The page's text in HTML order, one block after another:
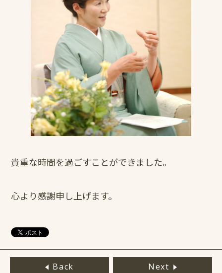
貴重な時間を過ごすことができました。
心より感謝申し上げます。
Back Next